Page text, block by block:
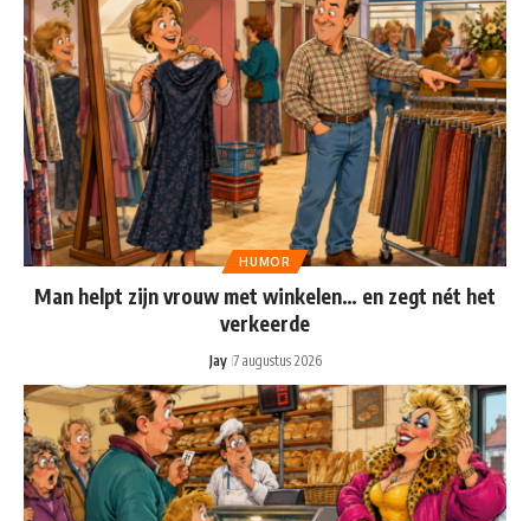
HUMOR
Man helpt zijn vrouw met winkelen… en zegt nét het
verkeerde
Jay 7 augustus 2026